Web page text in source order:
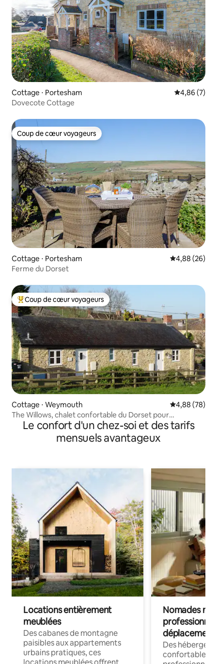
Cottage ⋅ Portesham Évaluation
4,86 (7)
Dovecote Cottage
Coup de cœur voyageurs
Coup de cœur voyageurs
Cottage ⋅ Portesham Évaluation
4,88 (26)
Ferme du Dorset
Coups de cœur voyageurs les plus appréciés
Coup de cœur voyageurs
Cottage ⋅ Weymouth Évaluation
4,88 (78)
The Willows, chalet confortable du Dorset pour
2/1 personnes.
Le confort d'un chez-soi et des tarifs
mensuels avantageux
Locations entièrement
meublées
Des cabanes de montagne
paisibles aux appartements
urbains pratiques, ces
Nomades
déplacement
Des
confortables